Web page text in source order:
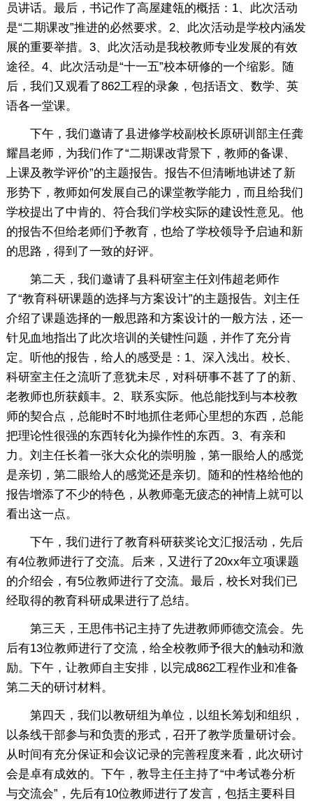
员讲话。最后，书记作了高屋建瓴的概括：1、此次活动
是“二期课改”推进的必然要求。2、此次活动是学校内涵发
展的重要举措。3、此次活动是我校教师专业发展的有效
途径。4、此次活动是“十一五”校本研修的一个缩影。随
后，我们又观看了862工程的录象，包括语文、数学、英
语各一堂课。
下午，我们邀请了县进修学校副校长原研训部主任龚
耀昌老师，为我们作了“二期课改背景下，教师的备课、
上课及教学评价”的主题报告。报告不但清晰地讲述了新
形势下，教师如何发展自己的课堂教学能力，而且给我们
学校提出了中肯的、符合我们学校实际的建设性意见。他
的报告不但给老师们予教育，也给了学校领导予启迪和新
的思路，得到了一致的好评。
第二天，我们邀请了县科研室主任刘伟超老师作
了“教育科研课题的选择与方案设计”的主题报告。刘主任
介绍了课题选择的一般思路和方案设计的一般方法，还一
针见血地指出了此次培训的关键性问题，并作了充分肯
定。听他的报告，给人的感受是：1、深入浅出。校长、
科研室主任之流听了意犹未尽，对科研事不甚了了的新、
老教师也所获颇丰。2、联系实际。他总能找到与本校教
师的契合点，总能时不时地抓住老师心里想的东西，总能
把理论性很强的东西转化为操作性的东西。3、有亲和
力。刘主任长着一张大众化的崇明脸，第一眼给人的感觉
是亲切，第二眼给人的感觉还是亲切。随和的性格给他的
报告增添了不少的特色，从教师毫无疲态的神情上就可以
看出这一点。
下午，我们进行了教育科研获奖论文汇报活动，先后
有4位教师进行了交流。后来，又进行了20xx年立项课题
的介绍会，有5位教师进行了交流。最后，校长对我们已
经取得的教育科研成果进行了总结。
第三天，王思伟书记主持了先进教师师德交流会。先
后有13位教师进行了交流，给全校教师予很大的触动和激
励。下午，让教师自主安排，以完成862工程作业和准备
第二天的研讨材料。
第四天，我们以教研组为单位，以组长筹划和组织，
以条线干部参与和负责的形式，召开了教学质量研讨会。
从时间有充分保证和会议记录的完善程度来看，此次研讨
会是卓有成效的。下午，教导主任主持了“中考试卷分析
与交流会”，先后有10位教师进行了发言，包括主要科目